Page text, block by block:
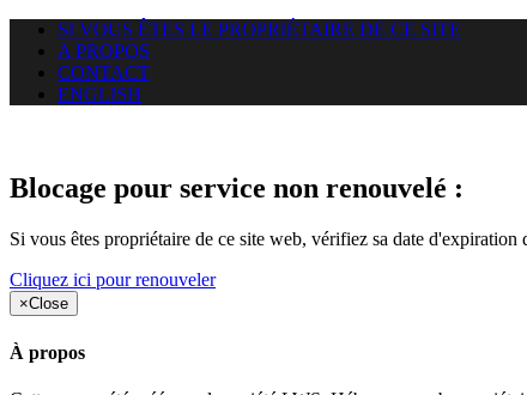
SI VOUS ÊTES LE PROPRIÉTAIRE DE CE SITE
A PROPOS
CONTACT
ENGLISH
Blocage pour service non renouvelé :
Si vous êtes propriétaire de ce site web, vérifiez sa date
Cliquez ici pour renouveler
×Close
À propos